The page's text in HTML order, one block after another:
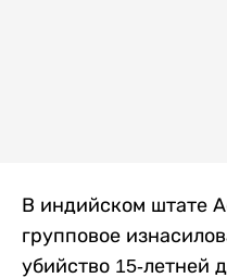
В индийском штате
групповое
убийство 15-летней